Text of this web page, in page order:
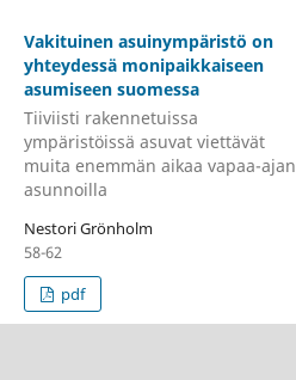
Vakituinen asuinympäristö on
yhteydessä monipaikkaiseen
asumiseen suomessa
Tiiviisti rakennetuissa
ympäristöissä asuvat viettävät
muita enemmän aikaa vapaa-ajan
asunnoilla
Nestori Grönholm
58-62
pdf